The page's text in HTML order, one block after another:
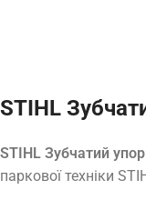
STIHL
STIHL Зубчатий упор
паркової техніки